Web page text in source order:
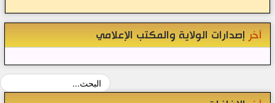
آخر إصدارات الولاية والمكتب الإعلامي